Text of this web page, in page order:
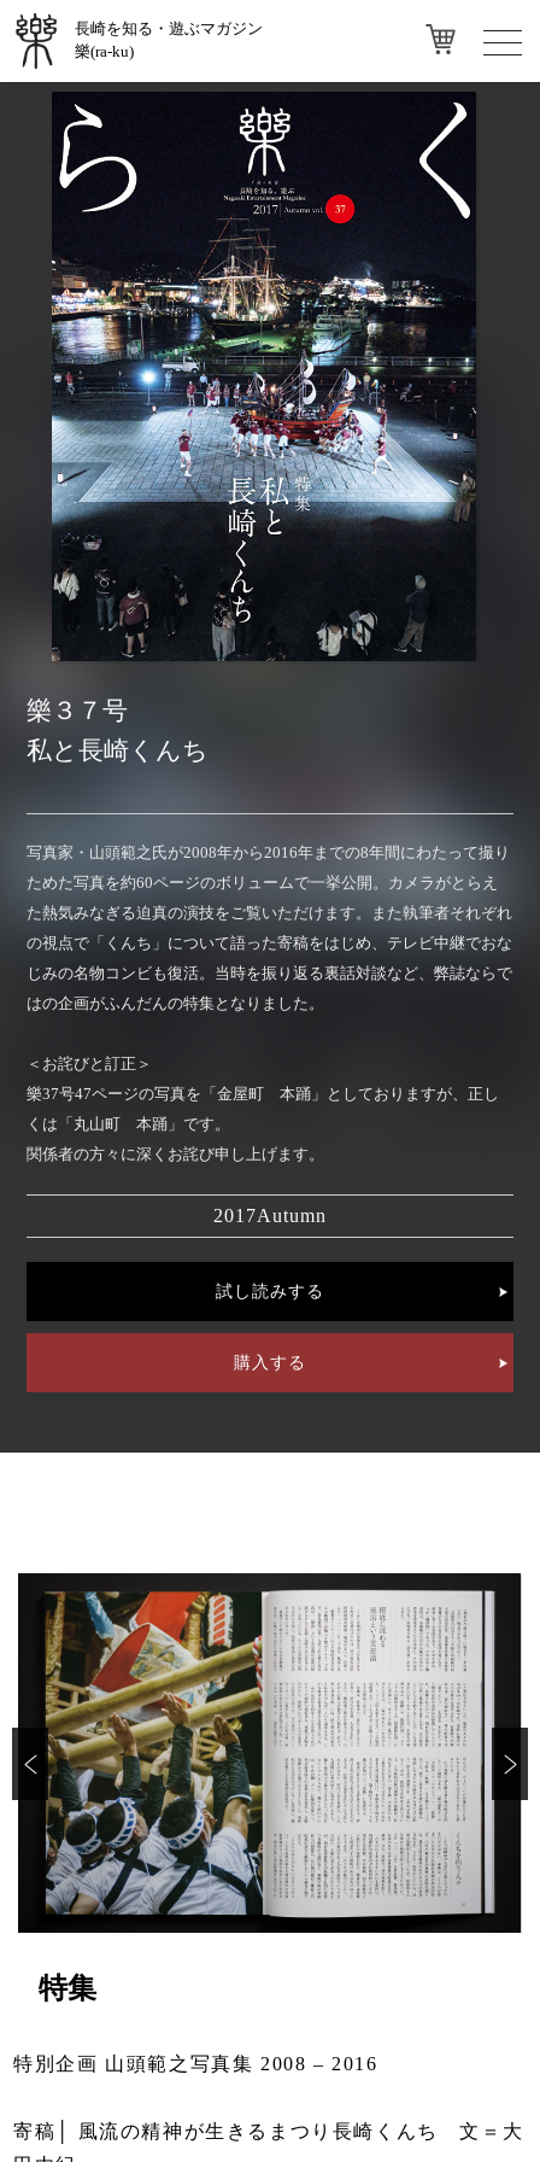
長崎を知る・遊ぶマガジン
樂(ra-ku)
樂３７号
私と長崎くんち
写真家・山頭範之氏が2008年から2016年までの8年間にわたって撮り
ためた写真を約60ページのボリュームで一挙公開。カメラがとらえ
た熱気みなぎる迫真の演技をご覧いただけます。また執筆者それぞれ
の視点で「くんち」について語った寄稿をはじめ、テレビ中継でおな
じみの名物コンビも復活。当時を振り返る裏話対談など、弊誌ならで
はの企画がふんだんの特集となりました。
＜お詫びと訂正＞
樂37号47ページの写真を「金屋町 本踊」としておりますが、正し
くは「丸山町 本踊」です。
関係者の方々に深くお詫び申し上げます。
2017Autumn
試し読みする
購入する
特集
特別企画 山頭範之写真集 2008 – 2016
寄稿│ 風流の精神が生きるまつり長崎くんち 文＝大